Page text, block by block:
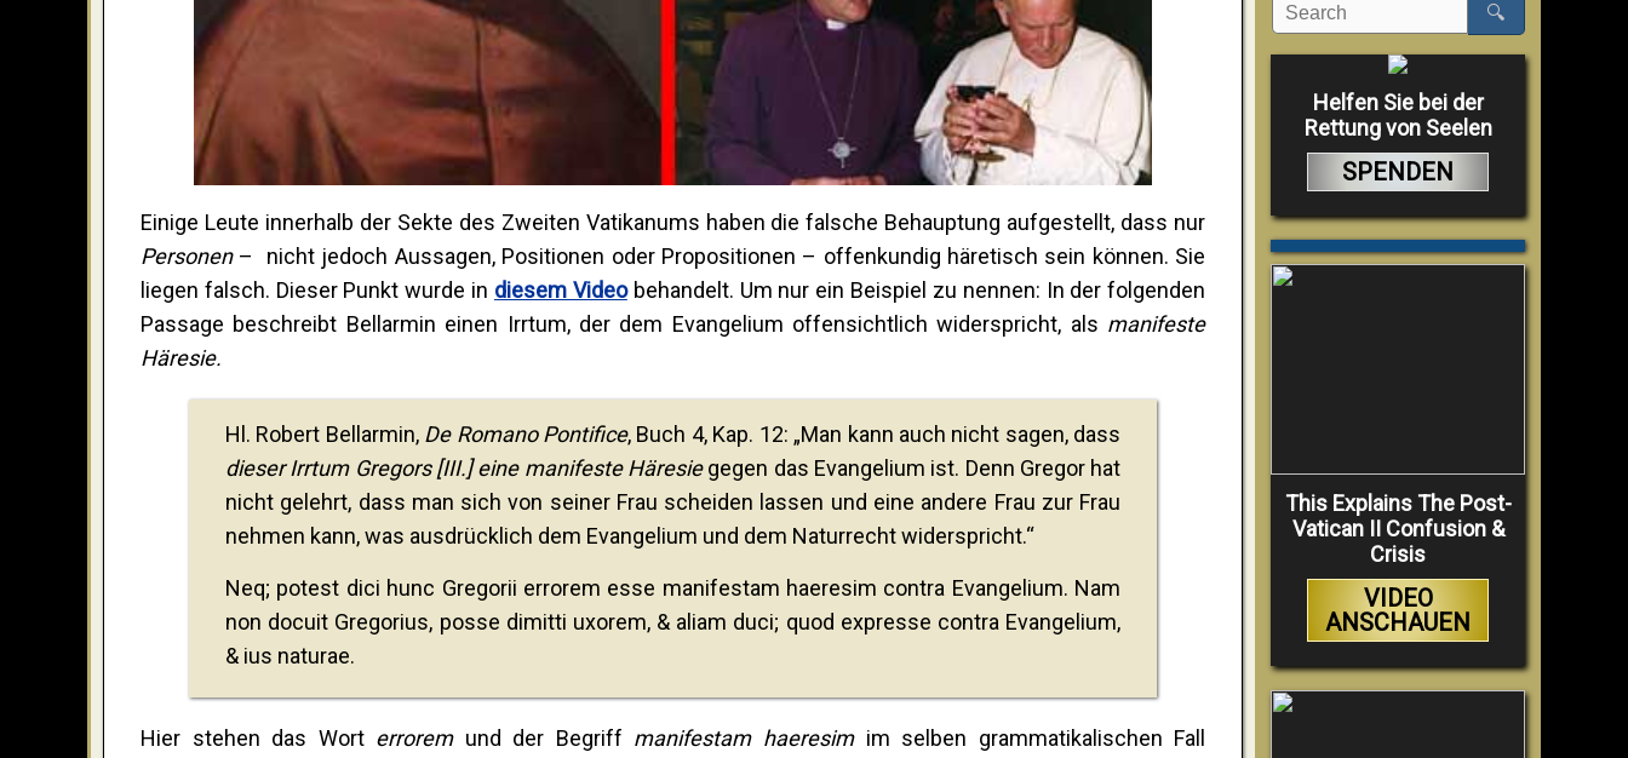
Einige Leute innerhalb der Sekte des Zweiten Vatikanums haben die falsche Behauptung aufgestellt, dass nur
Personen– nicht jedoch Aussagen, Positionen oder Propositionen – offenkundig häretisch sein können. Sie
liegen falsch. Dieser Punkt wurde in diesem Videobehandelt. Um nur ein Beispiel zu nennen: In der folgenden
Passage beschreibt Bellarmin einen Irrtum, der dem Evangelium offensichtlich widerspricht, als manifeste
Häresie.
Hl. Robert Bellarmin, De Romano Pontifice, Buch 4, Kap. 12: „Man kann auch nicht sagen, dass
dieser Irrtum Gregors [III.] eine manifeste Häresiegegen das Evangelium ist. Denn Gregor hat
nicht gelehrt, dass man sich von seiner Frau scheiden lassen und eine andere Frau zur Frau
nehmen kann, was ausdrücklich dem Evangelium und dem Naturrecht widerspricht.“
Neq; potest dici hunc Gregorii errorem esse manifestam haeresim contra Evangelium. Nam
non docuit Gregorius, posse dimitti uxorem, & aliam duci; quod expresse contra Evangelium,
& ius naturae.
Hier stehen das Wort erroremund der Begriff manifestam haeresimim selben grammatikalischen Fall
🔍
Helfen Sie bei der
Rettung von Seelen
SPENDEN
This Explains The Post-
Vatican II Confusion &
Crisis
VIDEO
ANSCHAUEN